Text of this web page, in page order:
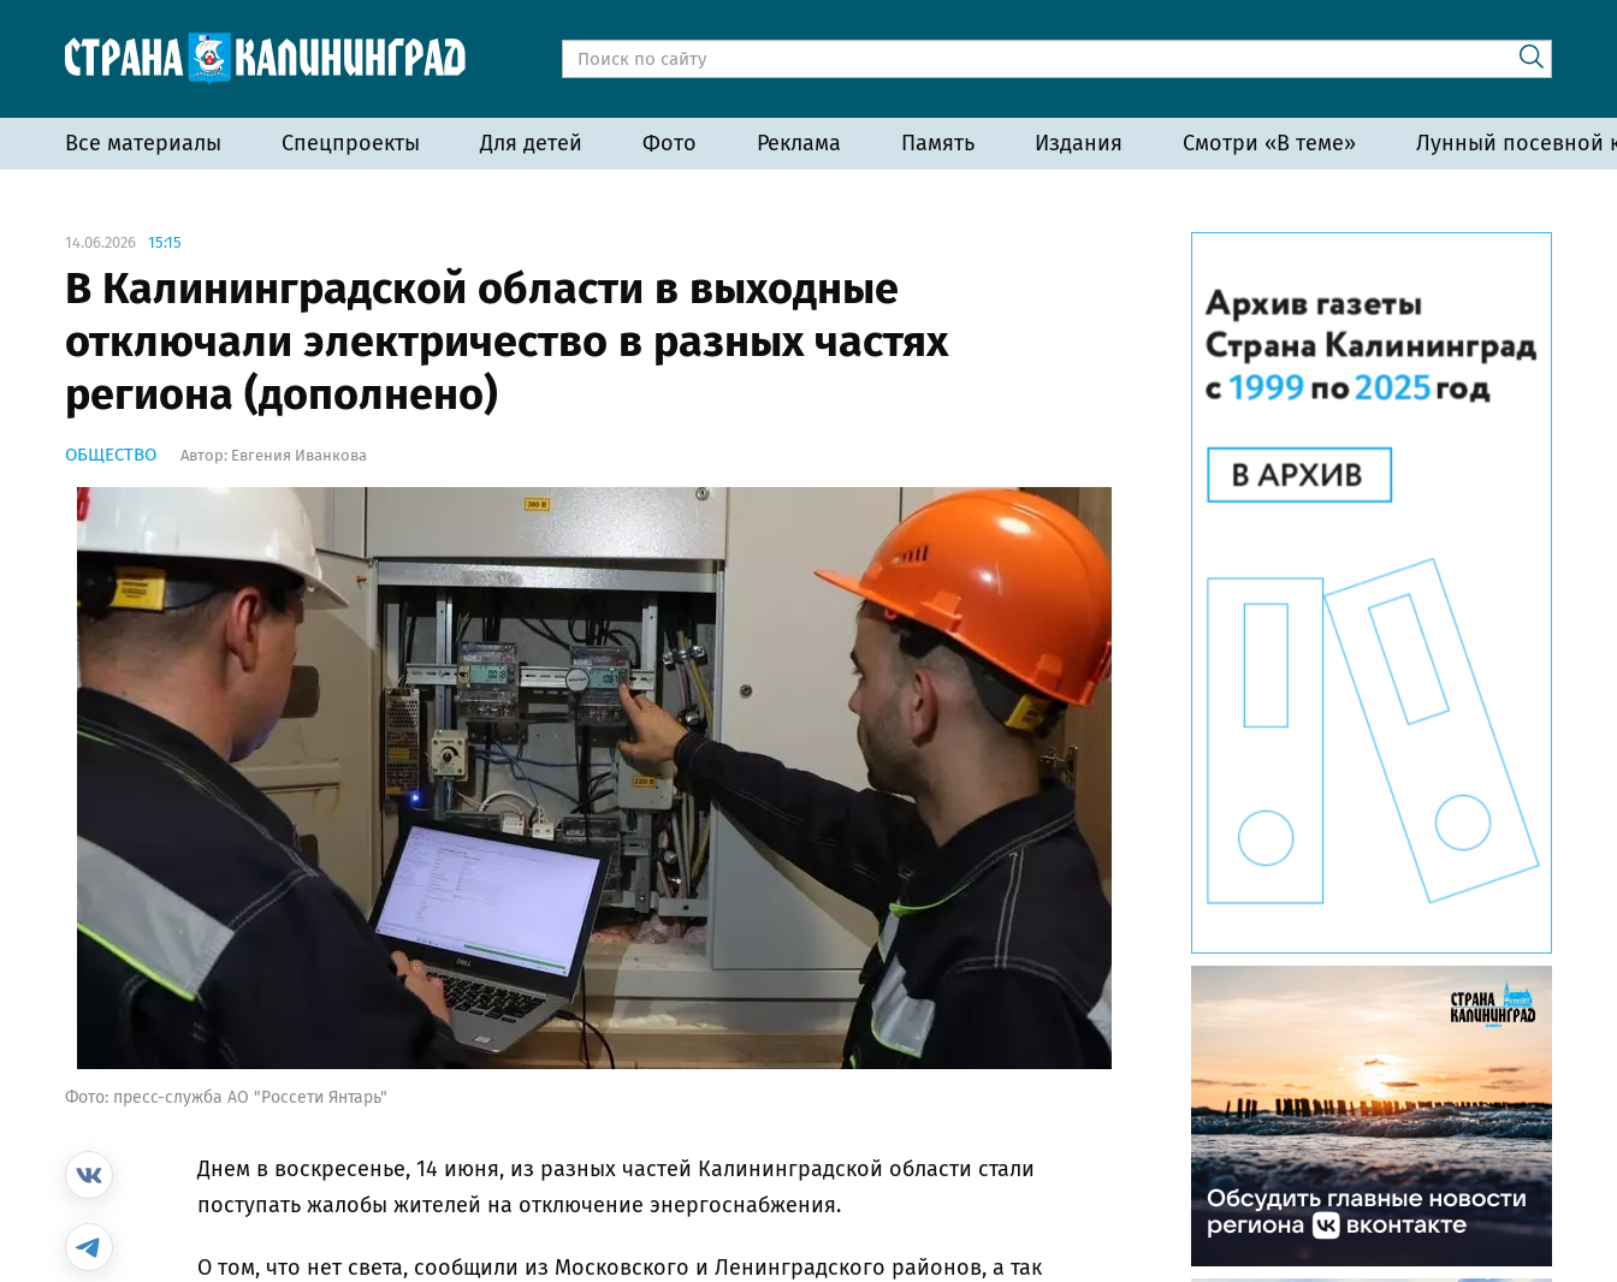
Все материалы Спецпроекты Для детей Фото Реклама Память Издания Смотри «В теме» Лунный посевной
14.06.2026 15:15
В Калининградской области в выходные
отключали электричество в разных частях
региона (дополнено)
ОБЩЕСТВО Автор: Евгения Иванкова
Фото: пресс-служба АО "Россети Янтарь"
Днем в воскресенье, 14 июня, из разных частей Калининградской области стали
поступать жалобы жителей на отключение энергоснабжения.
О том, что нет света, сообщили из Московского и Ленинградского районов, а так